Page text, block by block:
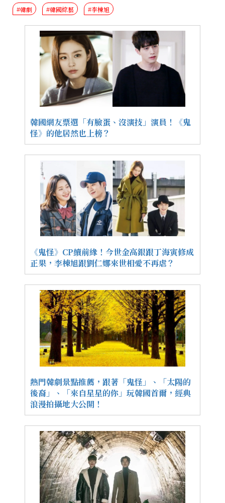
#韓劇 #韓國綜藝 #李棟旭
韓國網友票選「有臉蛋、沒演技」演員！《鬼
怪》的他居然也上榜？
《鬼怪》CP續前緣！今世金高銀跟丁海寅修成
正果，李棟旭跟劉仁娜來世相愛不再虐？
熱門韓劇景點推薦，跟著「鬼怪」、「太陽的
後裔」、「來自星星的你」玩韓國首爾，經典
浪漫拍攝地大公開！